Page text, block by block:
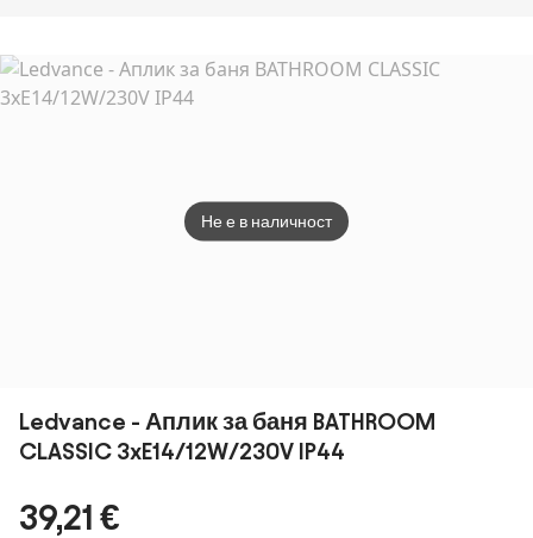
овална 2-
Baleno
Не е в наличност
Ledvance - Аплик за баня BATHROOM
CLASSIC 3xE14/12W/230V IP44
39,21 €